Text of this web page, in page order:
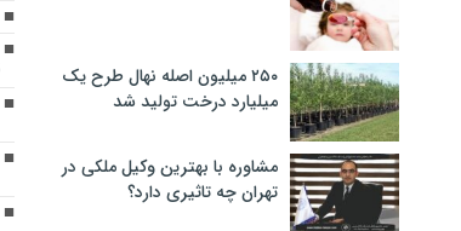
۲۵۰ میلیون اصله نهال طرح یک
میلیارد درخت تولید شد
مشاوره با بهترین وکیل ملکی در
تهران چه تاثیری دارد؟